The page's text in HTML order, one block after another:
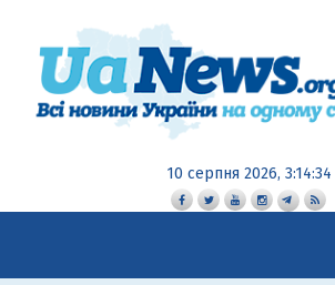
10 серпня 2026, 3:14:36